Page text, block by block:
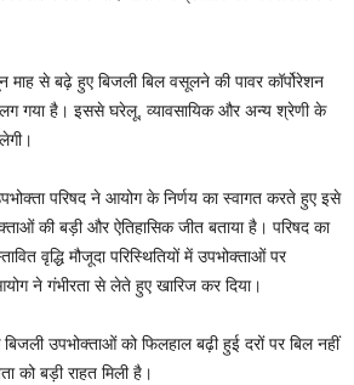
से बढ़े हुए बिजली बिल वसूलने की पावर कॉर्पोरेशन
लग गया है। इससे घरेलू, व्यावसायिक और अन्य श्रेणी के
परिषद ने आयोग के निर्णय का स्वागत करते हुए इसे
की बड़ी और ऐतिहासिक जीत बताया है। परिषद का
वृद्धि मौजूदा परिस्थितियों में उपभोक्ताओं पर
ने गंभीरता से लेते हुए खारिज कर दिया।
उपभोक्ताओं को फिलहाल बढ़ी हुई दरों पर बिल नहीं
को बड़ी राहत मिली है।